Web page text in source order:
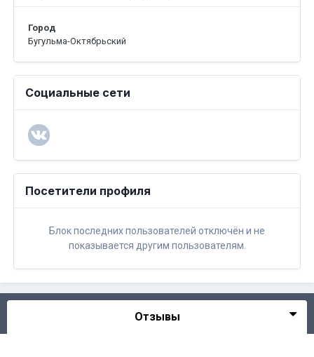
Город
Бугульма-Октябрьский
Социальные сети
Посетители профиля
Блок последних пользователей отключён и не
показывается другим пользователям.
Отзывы